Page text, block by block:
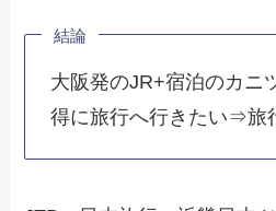
結論
大阪発のJR+宿泊のカニ
得に旅行へ行きたい⇒旅